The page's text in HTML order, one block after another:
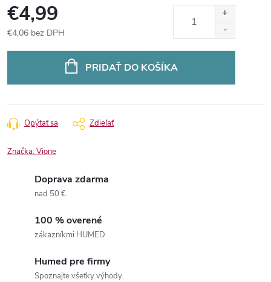
€4,99
€4,06 bez DPH
PRIDAŤ DO KOŠÍKA
Opýtať sa Zdieľať
Značka:Vione
Doprava zdarma
nad 50 €
100 % overené
zákazníkmi HUMED
Humed pre firmy
Spoznajte všetky výhody.